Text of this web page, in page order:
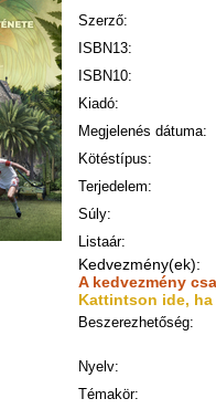
Szerző:
ISBN13:
ISBN10:
Kiadó:
Megjelenés dátuma:
Kötéstípus:
Terjedelem:
Súly:
Listaár:
Kedvezmény(ek):
A kedvezmény
Kattintson ide,
Beszerezhetőség:
Nyelv:
Témakör: